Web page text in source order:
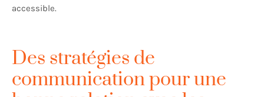
accessible.
Des stratégies de
communication pour une